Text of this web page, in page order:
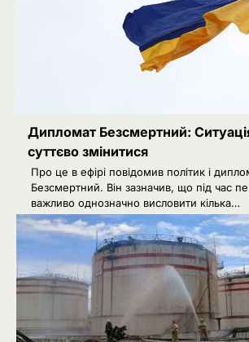
Дипломат Безсмертний:
суттєво змінитися
Про це в ефірі повідомив політик і
Безсмертний. Він зазначив, що під час
важливо однозначно висловити кілька…
2
РФ готує удари по
українськими
Розумна Марина
РФ знеструмила
повернуть світло в